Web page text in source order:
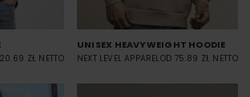
ZŁ NETTO
UNISEX HEAVYWEIGHT HOODIE
NEXT LEVEL APPARELOD 75.89 ZŁ NETTO